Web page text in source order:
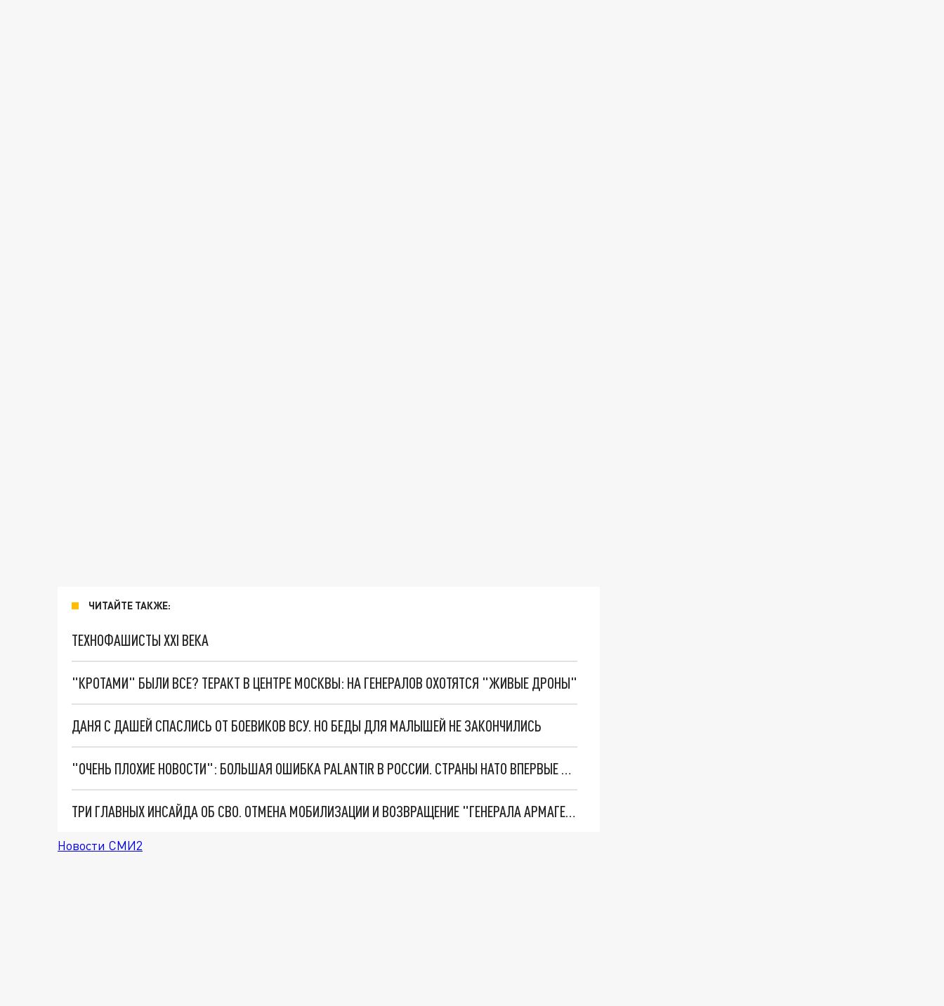
ЧИТАЙТЕ ТАКЖЕ:
ТЕХНОФАШИСТЫ XXI ВЕКА
"КРОТАМИ" БЫЛИ ВСЕ? ТЕРАКТ В ЦЕНТРЕ МОСКВЫ: НА ГЕНЕРАЛОВ ОХОТЯТСЯ "ЖИВЫЕ ДРОНЫ"
ДАНЯ С ДАШЕЙ СПАСЛИСЬ ОТ БОЕВИКОВ ВСУ. НО БЕДЫ ДЛЯ МАЛЫШЕЙ НЕ ЗАКОНЧИЛИСЬ
"ОЧЕНЬ ПЛОХИЕ НОВОСТИ": БОЛЬШАЯ ОШИБКА PALANTIR В РОССИИ. СТРАНЫ НАТО ВПЕРВЫЕ ЗА СВО ОСТАНОВИЛИ ПОСТАВКИ ОРУЖИЯ. ВСУ ТЕРЯЮТ ПРИГРАНИЧЬЕ?
ТРИ ГЛАВНЫХ ИНСАЙДА ОБ СВО. ОТМЕНА МОБИЛИЗАЦИИ И ВОЗВРАЩЕНИЕ "ГЕНЕРАЛА АРМАГЕДДОНА"? ОТЛИЧНЫЕ НОВОСТИ, КОТОРЫЕ ЖДАЛИ ВСЕ
Новости СМИ2